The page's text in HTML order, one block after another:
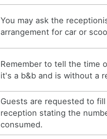
You may ask the
arrangement for car or
Remember to tell the time
it's a b&b and is without a
Guests are requested to
reception stating the
consumed.